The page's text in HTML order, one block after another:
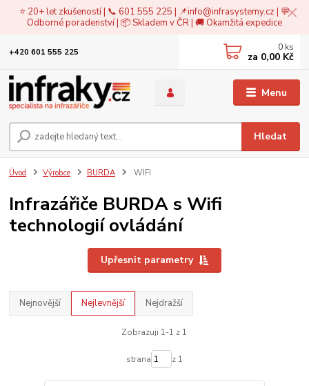
⭐ 20+ let zkušeností | 📞 601 555 225 | 📌info@infrasystemy.cz| 💬
Odborné poradenství | 📦 Skladem v ČR | 🚚 Okamžitá expedice
Menu
Hledat
+420 601 555 225 0 ks
za 0,00 Kč
Úvod Výrobce BURDA WIFI
Infrazářiče BURDA s Wifi
technologií ovládání
Upřesnit parametry
Nejnovější Nejlevnější Nejdražší
Zobrazuji 1-1 z 1
strana z 1